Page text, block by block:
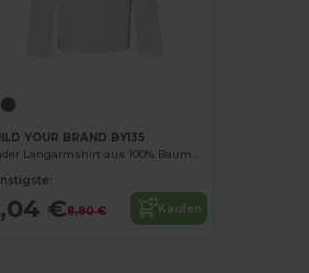
YOUR BRAND BY135
€8,80 € Kaufen